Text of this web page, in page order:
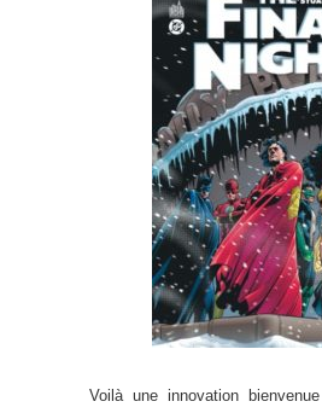
Voilà une innovation